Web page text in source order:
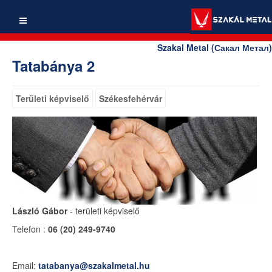
Szakal Metal (Сакал Метал)
Tatabánya 2
Területi képviselő Székesfehérvár
László Gábor- területi képviselő
Telefon : 06 (20) 249-9740
Email: tatabanya@szakalmetal.hu